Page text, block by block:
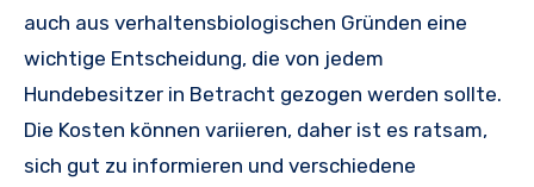
auch aus verhaltensbiologischen Gründen eine
wichtige Entscheidung, die von jedem
Hundebesitzer in Betracht gezogen werden sollte.
Die Kosten können variieren, daher ist es ratsam,
sich gut zu informieren und verschiedene